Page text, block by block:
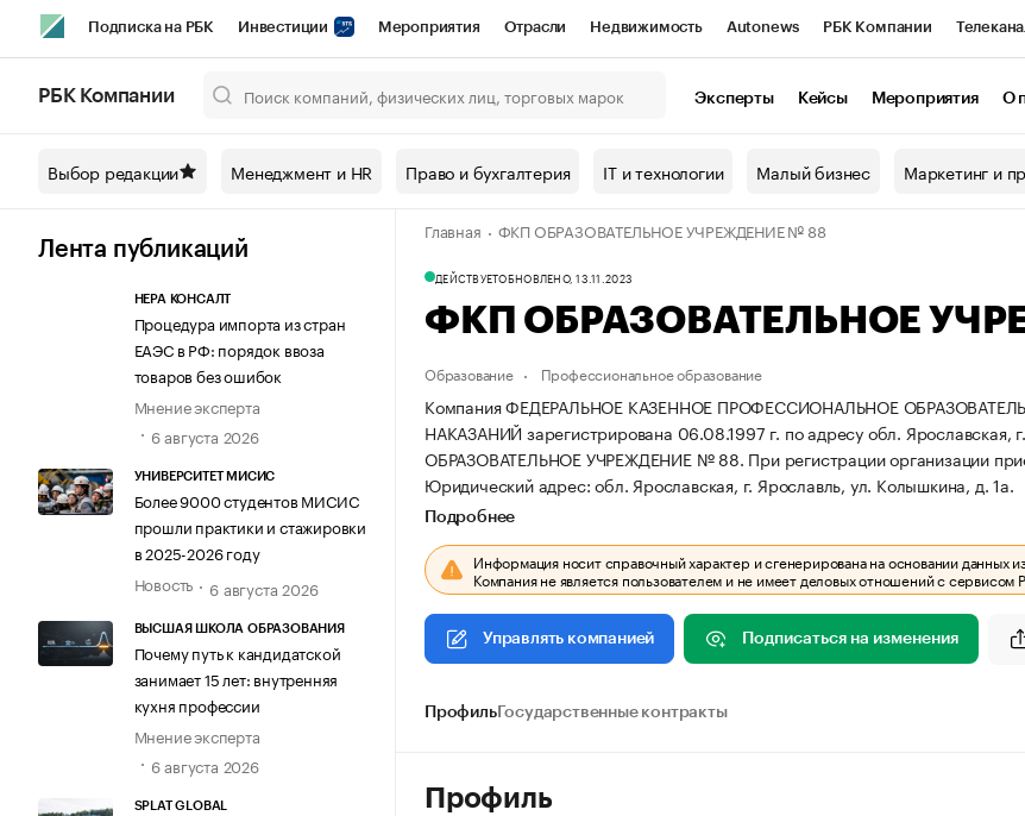
Подписка на РБК Инвестиции Мероприятия Отрасли Недвижимость Autonews РБК Компании
Спецпроекты СПб Конференции СПб Спецпроекты Проверка контрагентов
Технологии и медиа Рынок наличной валюты
РБК Компании Эксперты Кейсы Мероприятия О
Выбор редакции Менеджмент и HR Право и бухгалтерия IT и технологии Малый бизнес Маркетинг и
Лента публикаций
НЕРА КОНСАЛТ
Процедура импорта из стран
ЕАЭС в РФ: порядок ввоза
товаров без ошибок
Мнение эксперта
6 августа 2026
УНИВЕРСИТЕТ МИСИС
Более 9000 студентов МИСИС
прошли практики и стажировки
в 2025-2026 году
Новость
6 августа 2026
ВЫСШАЯ ШКОЛА ОБРАЗОВАНИЯ
Почему путь к кандидатской
занимает 15 лет: внутренняя
кухня профессии
Мнение эксперта
6 августа 2026
SPLAT GLOBAL
Главная ФКП ОБРАЗОВАТЕЛЬНОЕ УЧРЕЖДЕНИЕ № 88
ДЕЙСТВУЕТОБНОВЛЕНО, 13.11.2023
ФКП ОБРАЗОВАТЕЛЬНОЕ
Образование Профессиональное образование
Компания ФЕДЕРАЛЬНОЕ КАЗЕННОЕ ПРОФЕССИОНАЛЬНОЕ
НАКАЗАНИЙ зарегистрирована 06.08.1997 г. по адресу обл. Ярославская,
ОБРАЗОВАТЕЛЬНОЕ УЧРЕЖДЕНИЕ № 88. При регистрации организации
Юридический адрес: обл. Ярославская, г. Ярославль, ул. Колышкина, д. 1а.
Подробнее
Информация носит справочный характер и сгенерирована на основании данных
Компания не является пользователем и не имеет деловых отношений с сервисом
Управлять компанией Подписаться на изменения
ПрофильГосударственные контракты
Профиль